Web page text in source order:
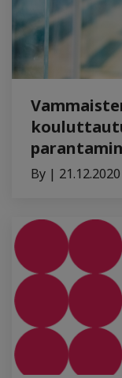
By | 21.12.2020